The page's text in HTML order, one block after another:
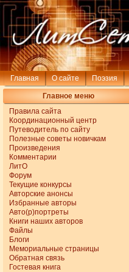
Главная О сайте Поэзия
Главное меню
Правила сайта
Координационный центр
Путеводитель по сайту
Полезные советы новичкам
Произведения
Комментарии
ЛитО
Форум
Текущие конкурсы
Авторские анонсы
Избранные авторы
Авто(р)портреты
Книги наших авторов
Файлы
Блоги
Мемориальные страницы
Обратная связь
Гостевая книга